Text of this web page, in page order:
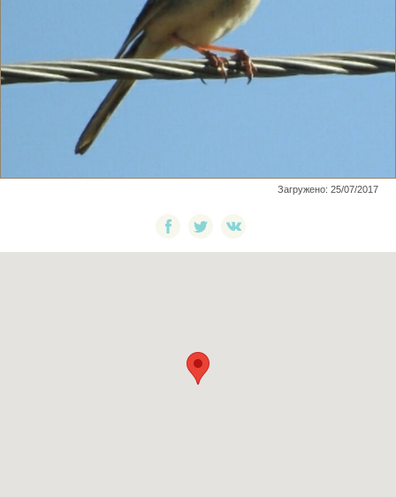
Загружено: 25/07/2017